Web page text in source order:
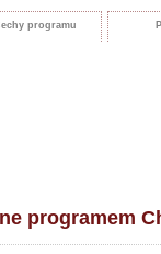
programu
programem